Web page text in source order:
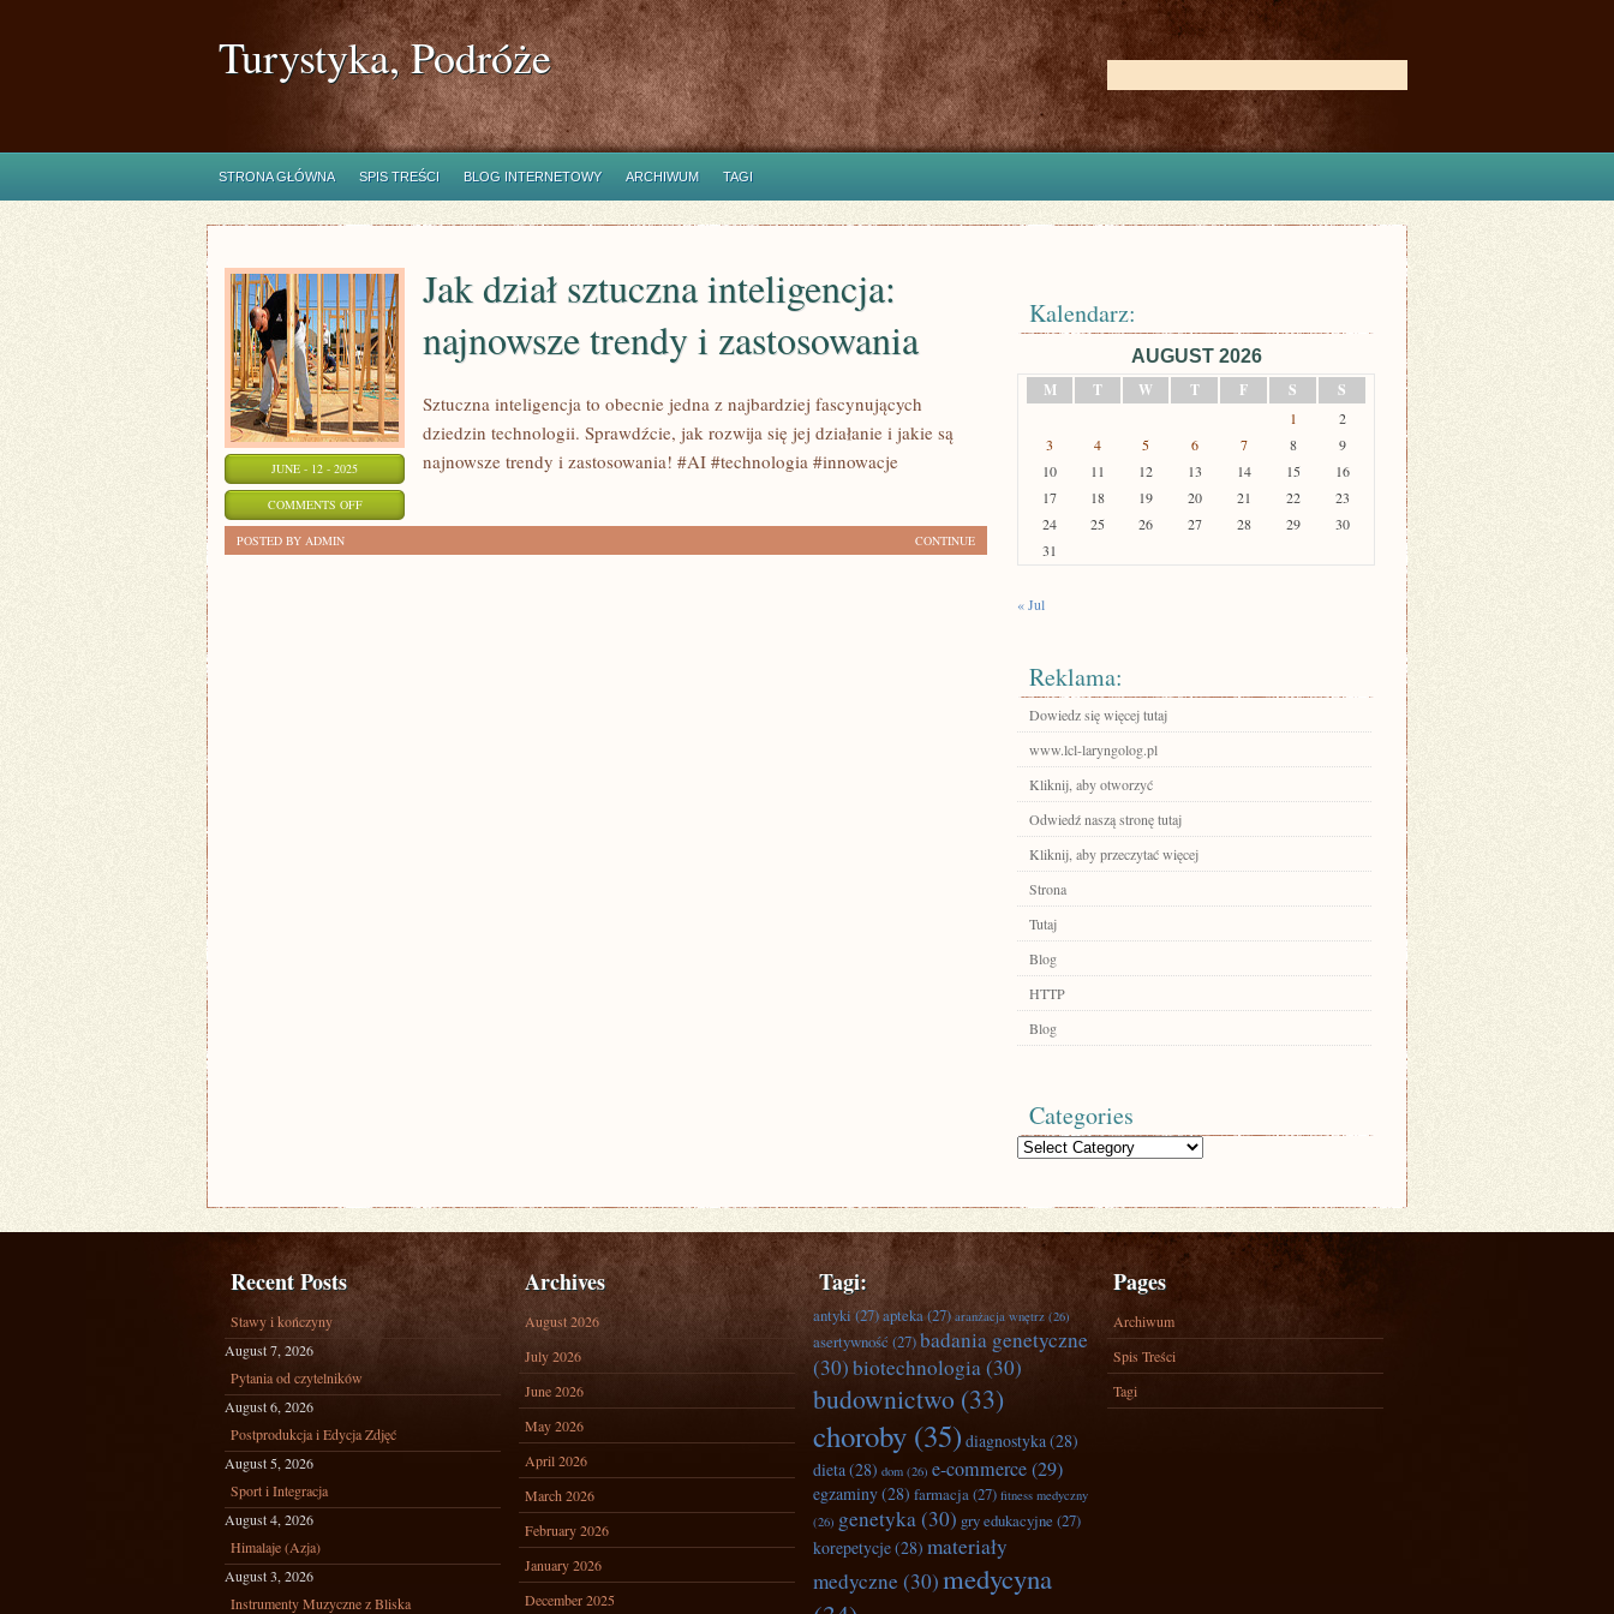
Turystyka, Podróże
STRONA GŁÓWNA SPIS TREŚCI BLOG INTERNETOWY ARCHIWUM TAGI
JUNE - 12 - 2025
COMMENTS OFFON
Jak dział sztuczna inteligencja:
najnowsze trendy i zastosowania
Sztuczna inteligencja to obecnie jedna z najbardziej fascynujących
dziedzin technologii. Sprawdźcie, jak rozwija się jej działanie i jakie są
najnowsze trendy i zastosowania! #AI #technologia #innowacje
CONTINUE
POSTED BY ADMIN
Kalendarz:
AUGUST 2026
M
T W T F S S
1
2
3
4 5 6 7 8
9
10
11 12 13 14 15
16
17
18 19 20 21 22
23
24
25 26 27 28 29
30
31
« Jul
Reklama:
Dowiedz się więcej tutaj
www.lcl-laryngolog.pl
Kliknij, aby otworzyć
Odwiedź naszą stronę tutaj
Kliknij, aby przeczytać więcej
Strona
Tutaj
Blog
HTTP
Blog
Categories
Categories
Recent Posts
Stawy i kończyny
August 7, 2026
Pytania od czytelników
August 6, 2026
Postprodukcja i Edycja Zdjęć
August 5, 2026
Sport i Integracja
August 4, 2026
Himalaje (Azja)
August 3, 2026
Instrumenty Muzyczne z Bliska
Archives
August 2026
July 2026
June 2026
May 2026
April 2026
March 2026
February 2026
January 2026
December 2025
Tagi:
antyki(27)apteka(27) aranżacja wnętrz (26)
asertywność (27)badania genetyczne
(30)biotechnologia(30)
budownictwo (33)
choroby (35) diagnostyka(28)
dieta(28) dom (26) e-commerce(29)
egzaminy(28) farmacja(27) fitness medyczny
(26) genetyka(30) gry edukacyjne (27)
korepetycje(28) materiały
medyczne (30)medycyna
Pages
Archiwum
Spis Treści
Tagi